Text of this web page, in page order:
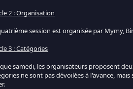
2 : Organisation
session est organisée par Mymy,
3 : Catégories
samedi, les organisateurs proposent
ne sont pas dévoilées à l'avance,